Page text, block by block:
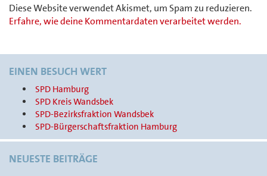
Diese Website verwendet Akismet, um Spam zu reduzieren.
Erfahre, wie deine Kommentardaten verarbeitet werden.
EINEN BESUCH WERT
SPD Hamburg
SPD Kreis Wandsbek
SPD-Bezirksfraktion Wandsbek
SPD-Bürgerschaftsfraktion Hamburg
NEUESTE BEITRÄGE